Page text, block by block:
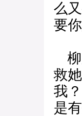
么
要
柳
救
我
是